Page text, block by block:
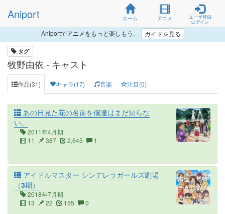
Aniport ホーム アニメ
ユーザ登録
ログイン
Aniportでアニメをもっと楽しもう。 ガイドを見る
タグ
牧野由依 - キャスト
作品(31) キャラ(17) 音楽 注目(0)
あの日見た花の名前を僕達はまだ知らな
い。
2011年4月期
11
387 2,645 1
アイドルマスター シンデレラガールズ劇場
（3期）
2018年7月期
13
22 155 0